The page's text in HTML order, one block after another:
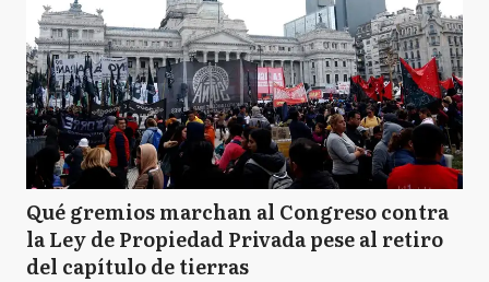
Qué gremios marchan al Congreso contra
la Ley de Propiedad Privada pese al retiro
del capítulo de tierras